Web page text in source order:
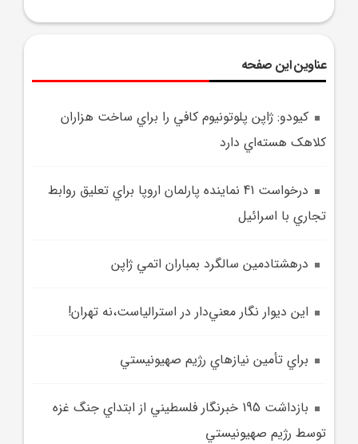
عناوین این صفحه
کيودو: ژاپن پلوتونيوم کافي را براي ساخت هزاران
کلاهک هسته‌اي دارد
درخواست 41 نماينده پارلمان اروپا براي تعليق روابط
تجاري با اسرائيل
درهشتادمين سالگرد بمباران اتمي ژاپن
اين ديوار نگار معني‌دار در استرالياست،نه تهران!
براي تأمين نيازهاي رژيم صهيونيستي
بازداشت 195 خبرنگار فلسطيني از ابتداي جنگ غزه
توسط رژيم صهيونيستي